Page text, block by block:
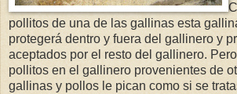
pollitos de una de las gallinas esta
protegerá dentro y fuera del gallinero y
aceptados por el resto del gallinero.
pollitos en el gallinero provenientes de
gallinas y pollos le pican como si se